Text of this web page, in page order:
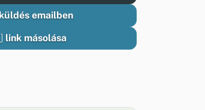
küldés emailben
link másolása